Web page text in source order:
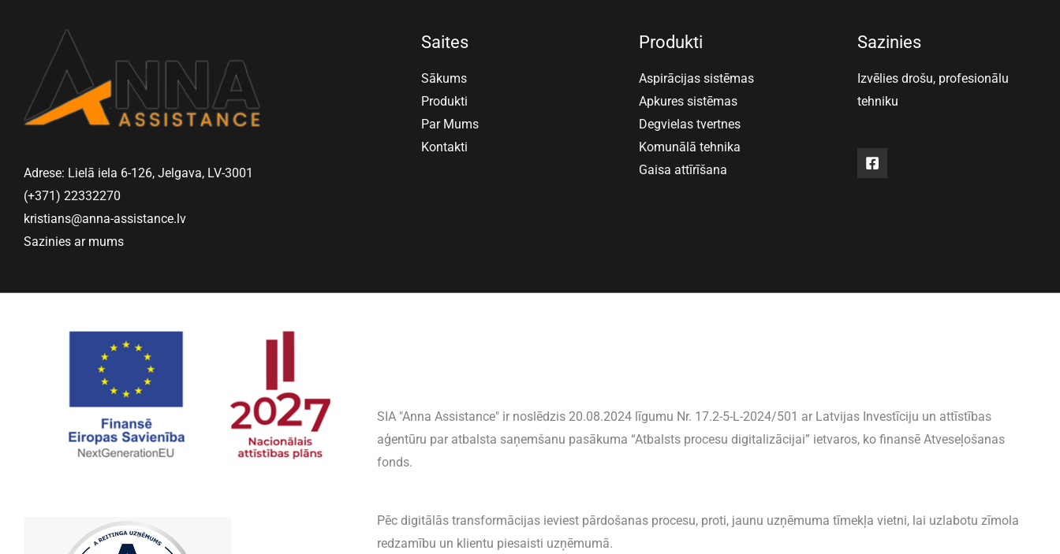
Adrese: Lielā iela 6-126, Jelgava, LV-3001
(+371) 22332270
kristians@anna-assistance.lv
Sazinies ar mums
Saites
Sākums
Produkti
Par Mums
Kontakti
Produkti
Aspirācijas sistēmas
Apkures sistēmas
Degvielas tvertnes
Komunālā tehnika
Gaisa attīrīšana
Sazinies
Izvēlies drošu, profesionālu
tehniku
SIA "Anna Assistance" ir noslēdzis 20.08.2024 līgumu Nr. 17.2-5-L-2024/501 ar Latvijas Investīciju un attīstības
aģentūru par atbalsta saņemšanu pasākuma “Atbalsts procesu digitalizācijai” ietvaros, ko finansē Atveseļošanas
fonds.
Pēc digitālās transformācijas ieviest pārdošanas procesu, proti, jaunu uzņēmuma tīmekļa vietni, lai uzlabotu zīmola
redzamību un klientu piesaisti uzņēmumā.